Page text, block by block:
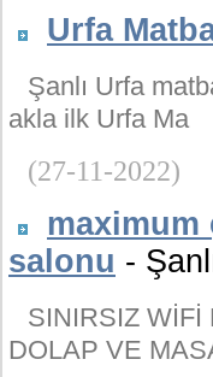
Urfa
Şanlı Urfa
akla ilk Urfa Ma
(27-11-2022)
maximum
salonu -
SINIRSIZ WİFİ
DOLAP VE